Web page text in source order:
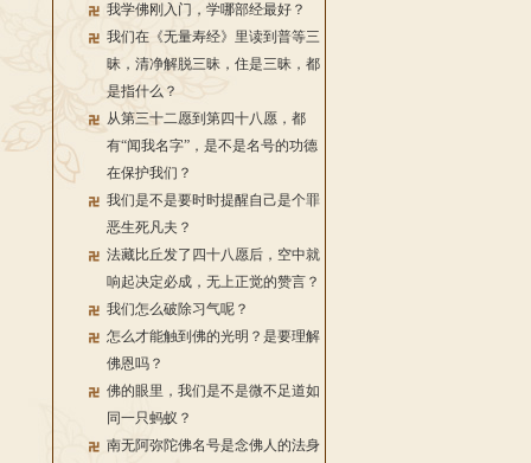
我学佛刚入门，学哪部经最好？
我们在《无量寿经》里读到普等三
昧，清净解脱三昧，住是三昧，都
是指什么？
从第三十二愿到第四十八愿，都
有“闻我名字”，是不是名号的功德
在保护我们？
我们是不是要时时提醒自己是个罪
恶生死凡夫？
法藏比丘发了四十八愿后，空中就
响起决定必成，无上正觉的赞言？
我们怎么破除习气呢？
怎么才能触到佛的光明？是要理解
佛恩吗？
佛的眼里，我们是不是微不足道如
同一只蚂蚁？
南无阿弥陀佛名号是念佛人的法身